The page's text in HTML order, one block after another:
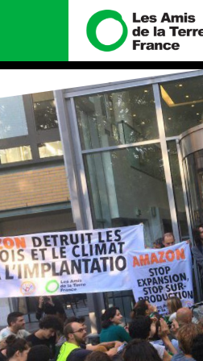
Nous connaître
Histoire
Manifeste
Missions et méthodes
Valeurs
Équipes et
fonctionnement
Le réseau dans le monde
Nos alliés
Je soutiens les Amis de la
Terre